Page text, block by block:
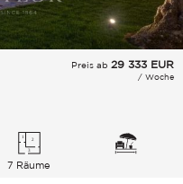
Preis ab 29 333 EUR
/ Woche
7 Räume